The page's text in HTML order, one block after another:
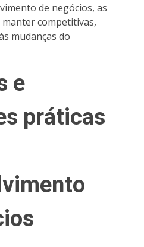
de negócios, as
competitivas,
mudanças do
e
práticas